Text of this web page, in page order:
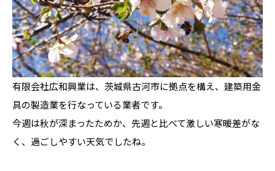
有限会社広和興業は、茨城県古河市に拠点を構え、建築用金
具の製造業を行なっている業者です。
今週は秋が深まったためか、先週と比べて激しい寒暖差がな
く、過ごしやすい天気でしたね。